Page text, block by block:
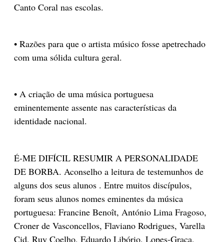
Canto Coral nas escolas.
• Razões para que o artista músico fosse apetrechado
com uma sólida cultura geral.
• A criação de uma música portuguesa
eminentemente assente nas características da
identidade nacional.
É-ME DIFÍCIL RESUMIR A PERSONALIDADE
DE BORBA. Aconselho a leitura de testemunhos de
alguns dos seus alunos . Entre muitos discípulos,
foram seus alunos nomes eminentes da música
portuguesa: Francine Benoît, António Lima Fragoso,
Croner de Vasconcellos, Flaviano Rodrigues, Varella
Cid, Ruy Coelho, Eduardo Libório, Lopes-Graça,